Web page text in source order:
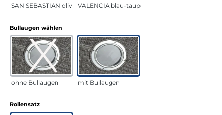
SAN SEBASTIAN oliv VALENCIA blau-taupe
Bullaugen wählen
ohne Bullaugen mit Bullaugen
Rollensatzauswählen